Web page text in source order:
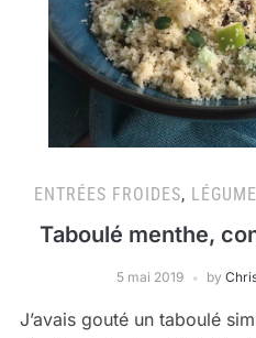
ENTRÉES FROIDES,
Taboulé menthe,
5 mai 2019 by
J’avais gouté un taboulé